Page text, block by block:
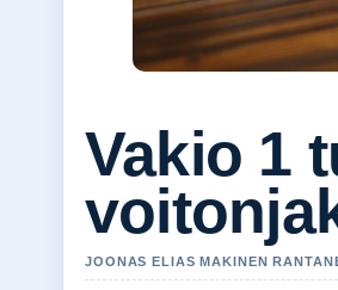
Vakio 1
JOONAS ELIAS MAKINEN